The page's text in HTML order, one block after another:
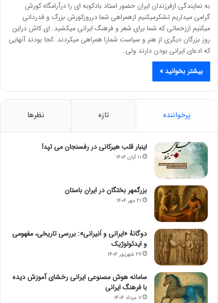
به نمایندگی ازفرزندان ایران حضور استاد بادکوبه ای را درآرامگاه کورش
گرامی میداریم تشکرمیکنیم ازهمراهی شما درروزکورش بزرگ و قدردانی
میکنیم اززحماتی که شما برای شعر و فرهنگ ایرانی میکشید..ای کاش دراین
روز بزرگان دیگری از هنر و سیاست شمارا همراهی میکردند..کجا بودند آنهایی
که ادعای ایرانی بودن دارند ولی…
بیشتر بخوانید »
پرخواننده تازه نظرها
اینبار قلب هیرکانی در رفسنجان می تپد!
۱۱ آبان ۱۴۰۴
بزرگمهر بختگان در ایران باستان
۲۱ مهر ۱۴۰۴
دوگانهٔ «ایرانی و اَنیرانی»: بررسی تاریخی، مفهومی
و ایدئولوژیک
۲۷ شهریور ۱۴۰۴
سامانه هوش مصنوعی ایرانی رخشای آموزش دیده
با فرهنگ ایرانی
۷ مرداد ۱۴۰۴